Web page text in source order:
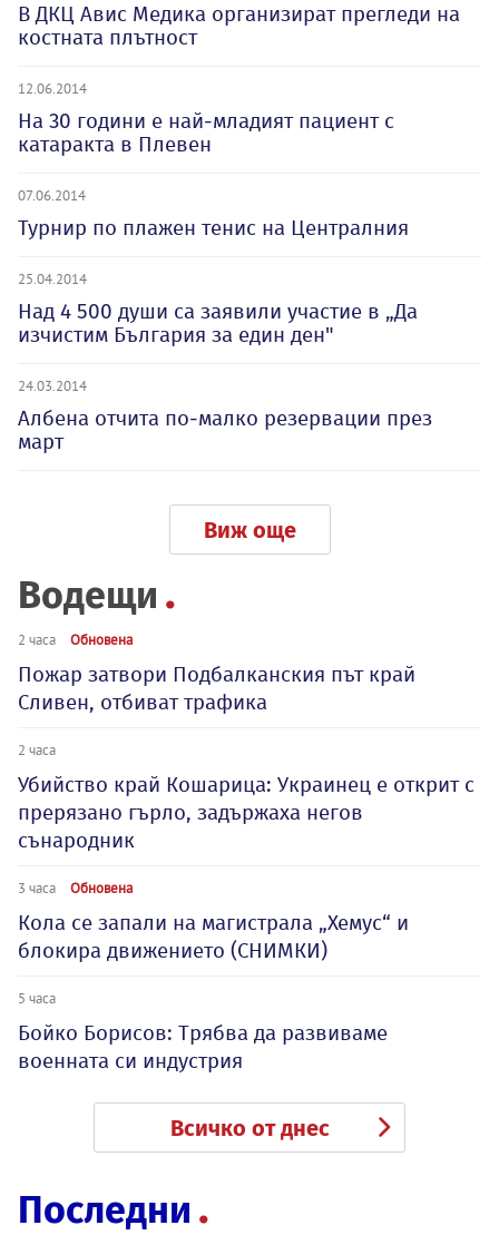
В ДКЦ Авис Медика организират прегледи на
костната плътност
12.06.2014
На 30 години е най-младият пациент с
катаракта в Плевен
07.06.2014
Турнир по плажен тенис на Централния
25.04.2014
Над 4 500 души са заявили участие в „Да
изчистим България за един ден"
24.03.2014
Албена отчита по-малко резервации през
март
Виж още
Водещи
2 часа Обновена
Пожар затвори Подбалканския път край
Сливен, отбиват трафика
2 часа
Убийство край Кошарица: Украинец е открит с
прерязано гърло, задържаха негов
сънародник
3 часа Обновена
Кола се запали на магистрала „Хемус“ и
блокира движението (СНИМКИ)
5 часа
Бойко Борисов: Трябва да развиваме
военната си индустрия
Всичко от днес
Последни